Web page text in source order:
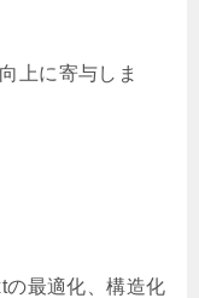
上に寄与しま
の最適化、構造化